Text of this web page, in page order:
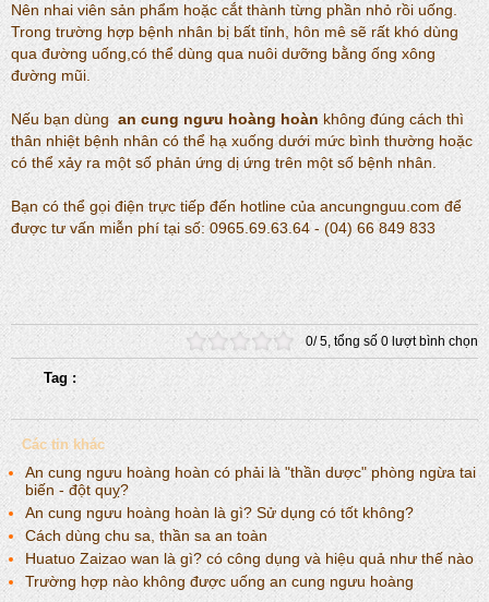
Nên nhai viên sản phẩm hoặc cắt thành từng phần nhỏ rồi uống.
Trong trường hợp bệnh nhân bị bất tỉnh, hôn mê sẽ rất khó dùng
qua đường uống,có thể dùng qua nuôi dưỡng bằng ống xông
đường mũi.
Nếu bạn dùng an cung ngưu hoàng hoàn không đúng cách thì
thân nhiệt bệnh nhân có thể hạ xuống dưới mức bình thường hoặc
có thể xảy ra một số phản ứng dị ứng trên một số bệnh nhân.
Bạn có thể gọi điện trực tiếp đến hotline của ancungnguu.com để
được tư vấn miễn phí tại số: 0965.69.63.64 - (04) 66 849 833
0/5, tổng số 0lượt bình chọn
Tag :
Các tin khác
An cung ngưu hoàng hoàn có phải là "thần dược" phòng ngừa tai
biến - đột quỵ?
An cung ngưu hoàng hoàn là gì? Sử dụng có tốt không?
Cách dùng chu sa, thần sa an toàn
Huatuo Zaizao wan là gì? có công dụng và hiệu quả như thế nào
Trường hợp nào không được uống an cung ngưu hoàng